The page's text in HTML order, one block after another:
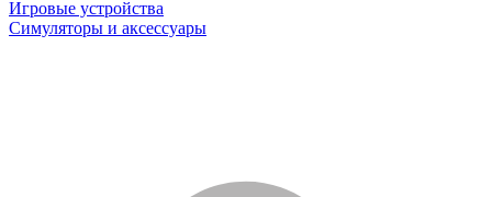
Игровые устройства
Симуляторы и аксессуары